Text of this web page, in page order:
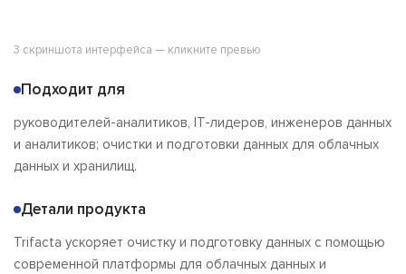
3 скриншота интерфейса — кликните превью
Подходит для
руководителей-аналитиков, IT-лидеров, инженеров данных
и аналитиков; очистки и подготовки данных для облачных
данных и хранилищ.
Детали продукта
Trifacta ускоряет очистку и подготовку данных с помощью
современной платформы для облачных данных и